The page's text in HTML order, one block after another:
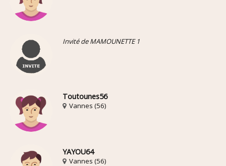
Invité de MAMOUNETTE 1
Toutounes56
Vannes (56)
YAYOU64
Vannes (56)